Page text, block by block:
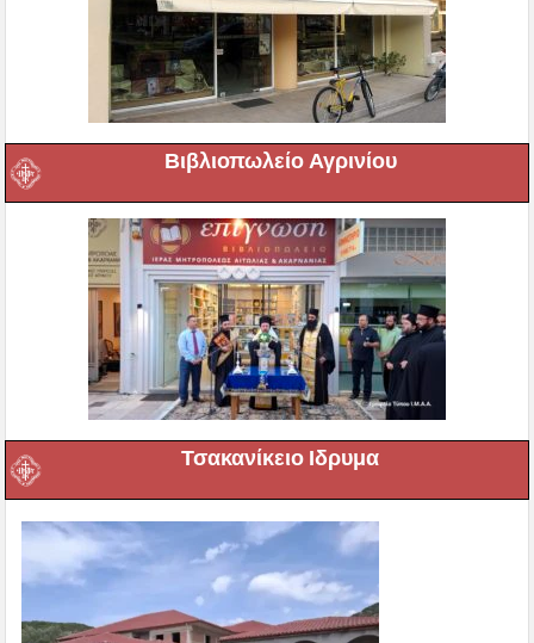
Βιβλιοπωλείο Αγρινίου
Τσακανίκειο Ιδρυμα